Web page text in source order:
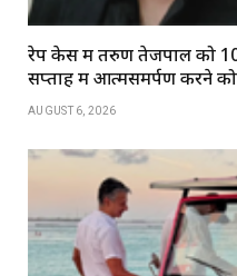
रेप केस में तरुण तेजपाल को 10
सप्ताह में आत्मसमर्पण करने
AUGUST 6, 2026